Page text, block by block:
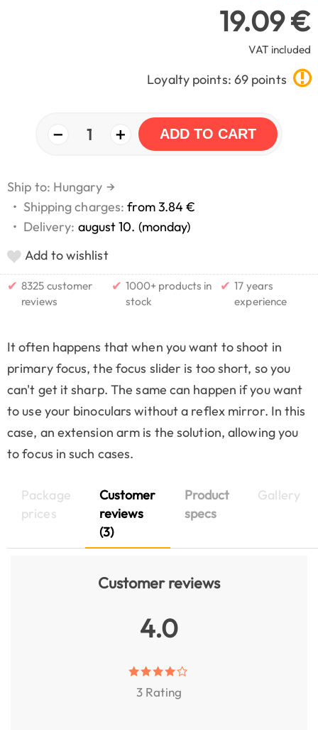
19.09 €
VAT included
Loyalty points: 69 points
− 1 + ADD TO CART
Ship to: Hungary →
• Shipping charges:from 3.84 €
• Delivery: august 10. (monday)
Add to wishlist
✔ 8325 customer
reviews
✔ 1000+ products in
stock
✔ 17 years
experience
It often happens that when you want to shoot in
primary focus, the focus slider is too short, so you
can't get it sharp. The same can happen if you want
to use your binoculars without a reflex mirror. In this
case, an extension arm is the solution, allowing you
to focus in such cases.
Package
prices
Customer
reviews
(3)
Product
specs
Gallery
Customer reviews
4.0
3 Rating